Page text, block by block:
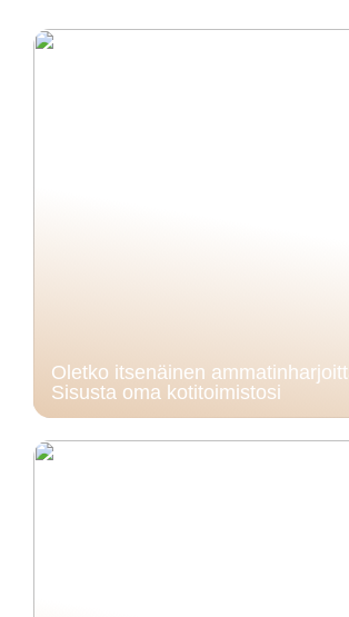
Oletko itsenäinen
Sisusta oma kotitoimistosi